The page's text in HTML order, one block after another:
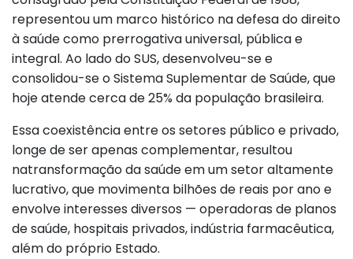
representou um marco histórico na defesa do direito
à saúde como prerrogativa universal, pública e
integral. Ao lado do SUS, desenvolveu-se e
consolidou-se o Sistema Suplementar de Saúde, que
hoje atende cerca de 25% da população brasileira.
Essa coexistência entre os setores público e privado,
longe de ser apenas complementar, resultou
natransformação da saúde em um setor altamente
lucrativo, que movimenta bilhões de reais por ano e
envolve interesses diversos — operadoras de planos
de saúde, hospitais privados, indústria farmacêutica,
além do próprio Estado.